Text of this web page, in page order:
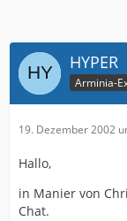
HYPER
Arminia-
19. Dezember 2002
Hallo,
in Manier von
Chat.